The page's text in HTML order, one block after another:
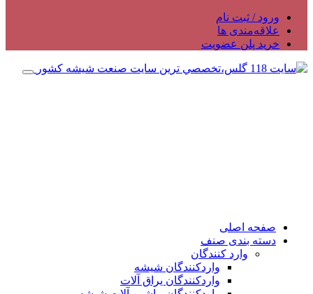
ورود / ثبت نام
علاقه‌مندی ها
خرید پلن عضویت
صفحه اصلی
دسته بندی صنف
وارد کنندگان
واردکنندگان شیشه
واردکنندگان یراق آلات